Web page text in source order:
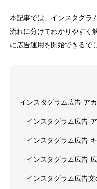
本記事では、インスタグラ
流れに分けてわかりやすく
に広告運用を開始できるで
インスタグラム広告 ア
インスタグラム広告
インスタグラム広告
インスタグラム広告
インスタグラム広告